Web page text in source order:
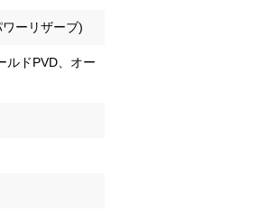
ーリザーブ)
ルドPVD、オー